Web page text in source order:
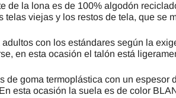
de la lona es de 100% algodón
viejas y los restos de tela, que se
con los estándares según la
en esta ocasión el talón está
de goma termoplástica con un
esta ocasión la suela es de color